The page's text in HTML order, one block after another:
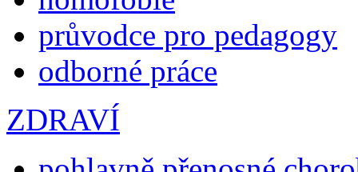
průvodce pro pedagogy
odborné práce
ZDRAVÍ